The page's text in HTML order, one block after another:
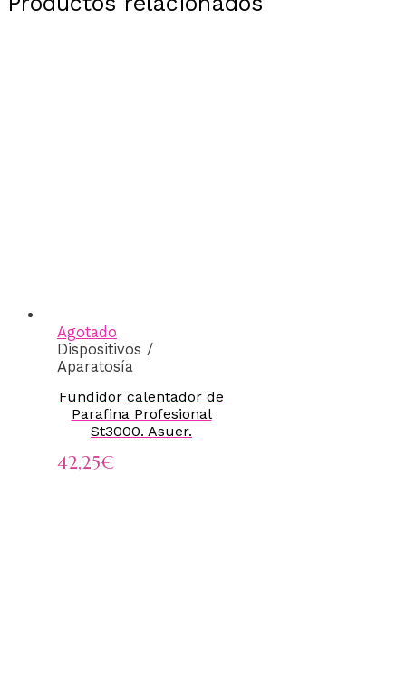
Agotado
Dispositivos /
Aparatosía
Fundidor calentador de
Parafina Profesional
St3000. Asuer.
42,25€